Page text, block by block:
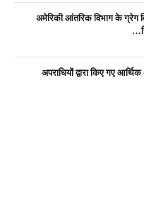
अमेरिकी आंतरिक विभाग के
अपराधियों द्वारा किए गए